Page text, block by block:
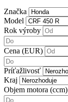
Značka
Model
Rok výroby
Cena (EUR)
Príťažlivosť
Kraj
Objem motora (ccm)